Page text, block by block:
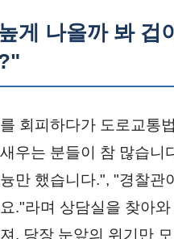
게 나올까 봐 겁
회피하다가 도로교통
우는 분들이 참 많습니
만 했습니다.", "경찰관
."라며 상담실을 찾아
, 당장 눈앞의 위기만